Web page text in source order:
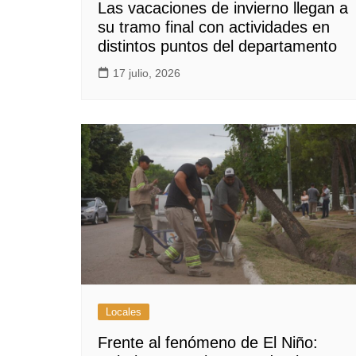
Las vacaciones de invierno llegan a
su tramo final con actividades en
distintos puntos del departamento
17 julio, 2026
Locales
Frente al fenómeno de El Niño: